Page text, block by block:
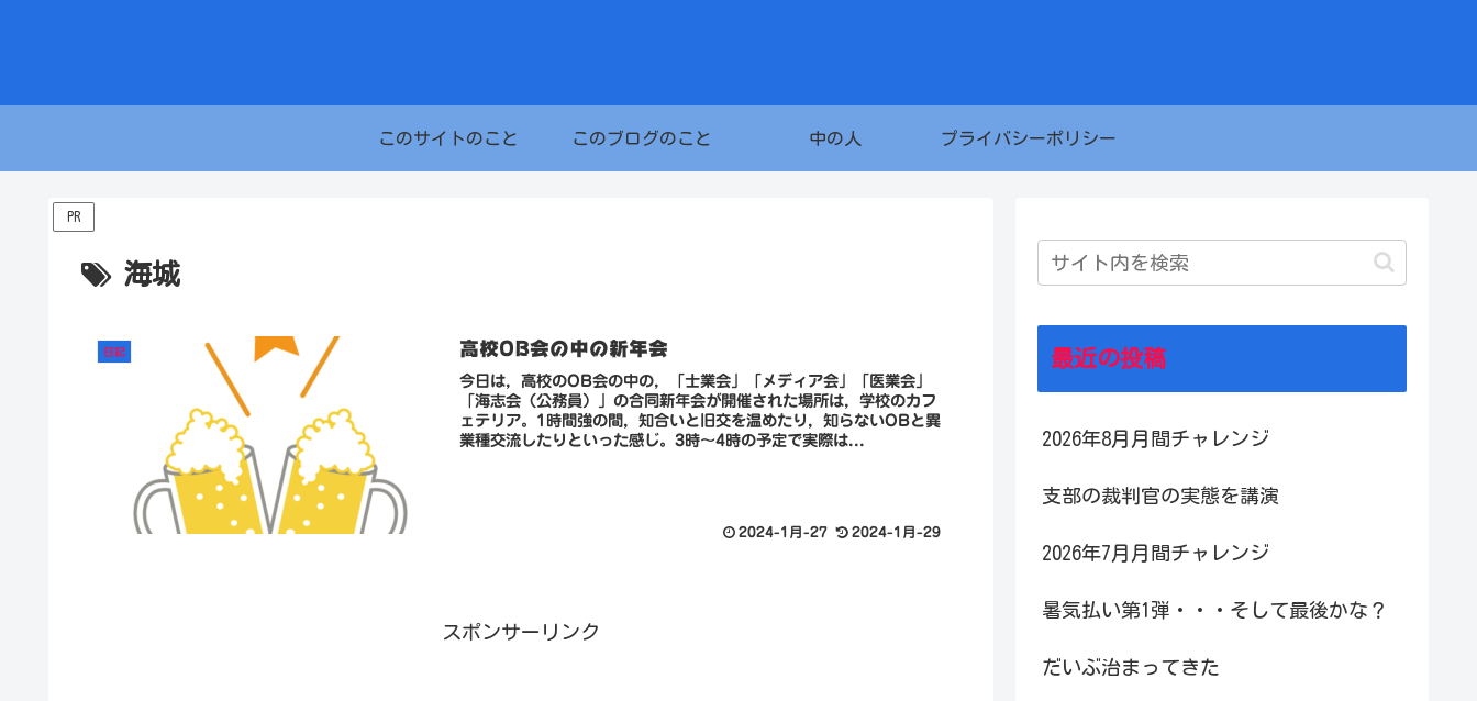
このサイトのこと このブログのこと 中の人 プライバシーポリシー
PR
海城
日記 高校OB会の中の新年会
今日は，高校のOB会の中の，「士業会」「メディア会」「医業会」
「海志会（公務員）」の合同新年会が開催された場所は，学校のカフ
ェテリア。1時間強の間，知合いと旧交を温めたり，知らないOBと異
業種交流したりといった感じ。3時～4時の予定で実際は...
2024-1月-27 2024-1月-29
スポンサーリンク
最近の投稿
2026年8月月間チャレンジ
支部の裁判官の実態を講演
2026年7月月間チャレンジ
暑気払い第1弾・・・そして最後かな？
だいぶ治まってきた